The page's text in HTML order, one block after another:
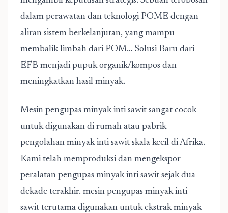
dalam perawatan dan teknologi POME dengan
aliran sistem berkelanjutan, yang mampu
membalik limbah dari POM… Solusi Baru dari
EFB menjadi pupuk organik/kompos dan
meningkatkan hasil minyak.
Mesin pengupas minyak inti sawit sangat cocok
untuk digunakan di rumah atau pabrik
pengolahan minyak inti sawit skala kecil di Afrika.
Kami telah memproduksi dan mengekspor
peralatan pengupas minyak inti sawit sejak dua
dekade terakhir. mesin pengupas minyak inti
sawit terutama digunakan untuk ekstrak minyak